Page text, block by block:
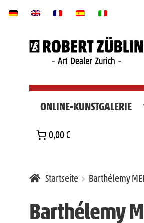
Zur
Navigation
Zum
ONLINE-KUNSTGALERIE
0,00 €
Startseite Barthélemy
Barthélemy